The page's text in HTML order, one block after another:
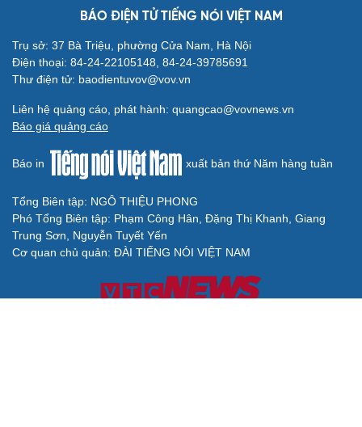
BÁO ĐIỆN TỬ TIẾNG NÓI VIỆT NAM
Trụ sở: 37 Bà Triệu, phường Cửa Nam, Hà Nội
Điện thoại: 84-24-22105148, 84-24-39785691
Thư điện tử: baodientuvov@vov.vn
Liên hệ quảng cáo, phát hành: quangcao@vovnews.vn
Báo giá quảng cáo
Báo in xuất bản thứ Năm hàng tuần
Tổng Biên tập: NGÔ THIỆU PHONG
Phó Tổng Biên tập: Phạm Công Hân, Đặng Thị Khanh, Giang
Trung Sơn, Nguyễn Tuyết Yến
Cơ quan chủ quản: ĐÀI TIẾNG NÓI VIỆT NAM